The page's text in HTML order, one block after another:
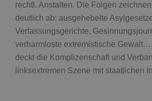
rechtl. Anstalten. Die Folgen
deutlich ab: ausgehebelte
Verfassungsgerichte,
verharmloste extremistische
deckt die Komplizenschaft und
linksextremen Szene mit staatlichen